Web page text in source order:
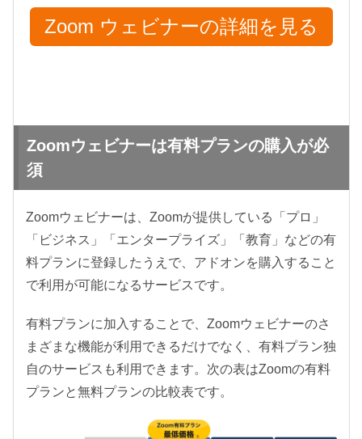
Zoom ウェビナーの詳細を見る
Zoomウェビナーは有料プランの購入が必
須
Zoomウェビナーは、Zoomが提供している「プロ」
「ビジネス」「エンタープライズ」「教育」などの有
料プランに登録したうえで、アドオンを購入すること
で利用が可能になるサービスです。
有料プランに加入することで、Zoomウェビナーのさ
まざまな機能が利用できるだけでなく、有料プラン独
自のサービスも利用できます。次の表はZoomの有料
プランと無料プランの比較表です。